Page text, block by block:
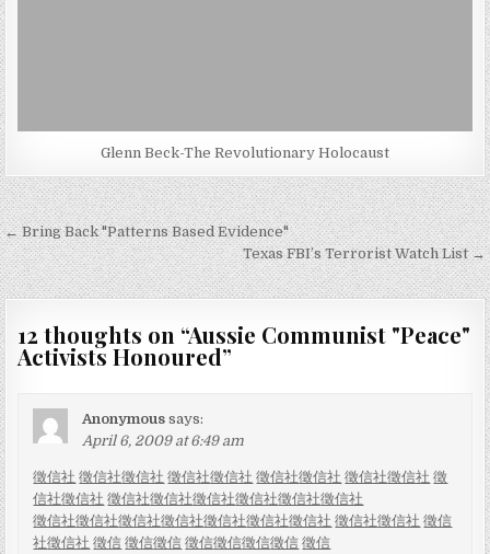
Glenn Beck-The Revolutionary Holocaust
Post
navigation
← Bring Back "Patterns Based Evidence"
Texas FBI’s Terrorist Watch List →
12 thoughts on “Aussie Communist "Peace"
Activists Honoured”
Anonymous says:
April 6, 2009 at 6:49 am
徵信社 徵信社徵信社 徵信社徵信社 徵信社徵信社 徵信社徵信社 徵
信社徵信社 徵信社徵信社徵信社徵信社徵信社徵信社
徵信社徵信社徵信社徵信社徵信社徵信社徵信社 徵信社徵信社 徵信
社徵信社 徵信 徵信徵信 徵信徵信徵信徵信 徵信